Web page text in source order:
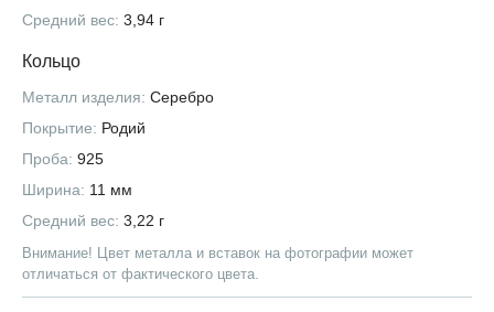
Средний вес: 3,94 г
Кольцо
Металл изделия: Серебро
Покрытие: Родий
Проба: 925
Ширина: 11 мм
Средний вес: 3,22 г
Внимание! Цвет металла и вставок на фотографии может
отличаться от фактического цвета.